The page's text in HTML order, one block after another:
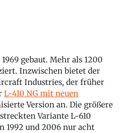
gebaut. Mehr als 1200
Inzwischen bietet der
Industries, der früher
L-410 NG mit neuen
Version an. Die größere
Variante L-610
1992 und 2006 nur acht